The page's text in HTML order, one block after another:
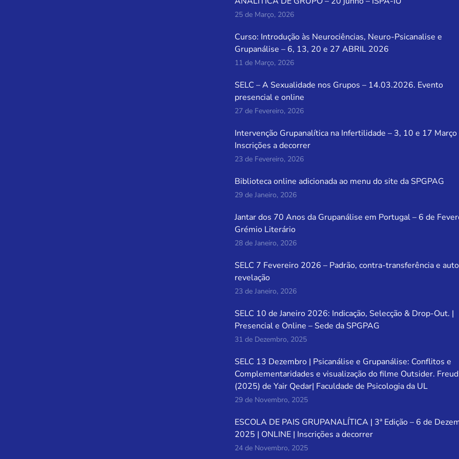
25 de Março, 2026
Curso: Introdução às Neurociências, Neuro-Psicanalise e
Grupanálise – 6, 13, 20 e 27 ABRIL 2026
11 de Março, 2026
SELC – A Sexualidade nos Grupos – 14.03.2026. Evento
presencial e online
27 de Fevereiro, 2026
Intervenção Grupanalítica na Infertilidade – 3, 10 e 17 Março
Inscrições a decorrer
23 de Fevereiro, 2026
Biblioteca online adicionada ao menu do site da SPGPAG
29 de Janeiro, 2026
Jantar dos 70 Anos da Grupanálise em Portugal – 6 de
Grémio Literário
28 de Janeiro, 2026
SELC 7 Fevereiro 2026 – Padrão, contra-transferência e
revelação
23 de Janeiro, 2026
SELC 10 de Janeiro 2026: Indicação, Selecção & Drop-Out. |
Presencial e Online – Sede da SPGPAG
31 de Dezembro, 2025
SELC 13 Dezembro | Psicanálise e Grupanálise: Conflitos e
Complementaridades e visualização do filme Outsider. Freud
(2025) de Yair Qedar| Faculdade de Psicologia da UL
29 de Novembro, 2025
ESCOLA DE PAIS GRUPANALÍTICA | 3ª Edição – 6 de
2025 | ONLINE | Inscrições a decorrer
24 de Novembro, 2025